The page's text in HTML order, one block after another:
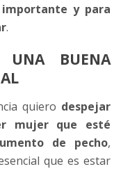
y para
.
UNA BUENA
quiero despejar
mujer que esté
de pecho,
que es estar